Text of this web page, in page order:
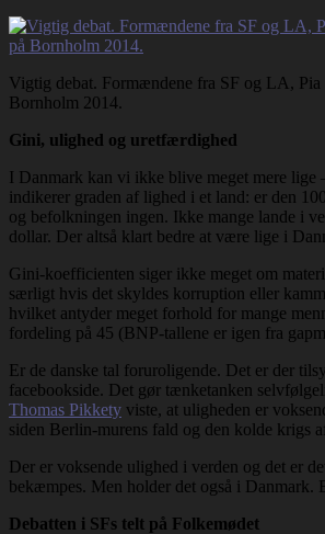
Vigtig debat. Formændene fra SF og LA, Pia
Bornholm 2014.
Gini, ulighed og uretfærdighed
I Danmark kan vi ikke blive meget mere
indikerer graden af lighed i et land: er den
og befolkningen ingen. Ikke mange lande i
dollar. Der altså klart bedre at være lige i
Gini-koefficienten siger ikke meget om
særligt hvis det skyldes korruption eller
hvilket antyder meget forhold for mange
fordeling på 45 (BNP-tallene er igen fra
Er de danske tal foruroligende. Det er der
facebookside. Det gør tænketanken
Thomas Pikkety viste, at uligheden er
siden Berlin-murens fald og den kolde krigs
Der er voksende ulighed i verden og det er
bekæmpes. Men holder det også i Danmark.
Debatten i SFs telt på Folkemødet